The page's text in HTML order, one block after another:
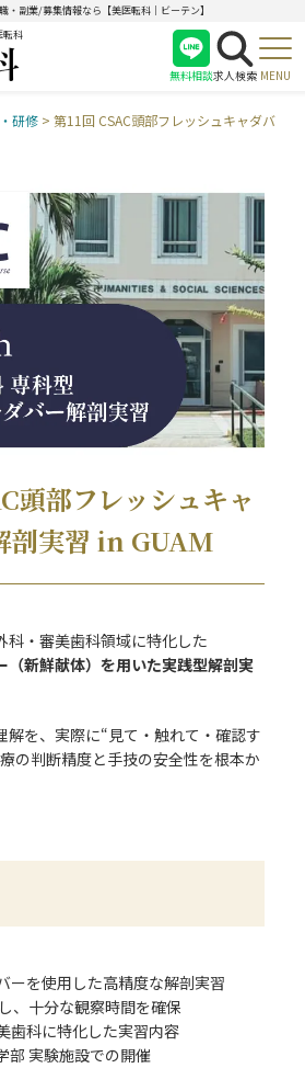
副業/募集情報なら【美医転科｜ビーテン】
転科
無料相談
医師
受付
求人検索 MENU
研修 >第11回 CSAC頭部フレッシュキャダバ
頭部フレッシュキャ
剖実習 in GUAM
科・審美歯科領域に特化した
（新鮮献体）を用いた実践型解剖実
解を、実際に“見て・触れて・確認す
の判断精度と手技の安全性を根本か
ーを使用した高精度な解剖実習
、十分な観察時間を確保
歯科に特化した実習内容
部 実験施設での開催